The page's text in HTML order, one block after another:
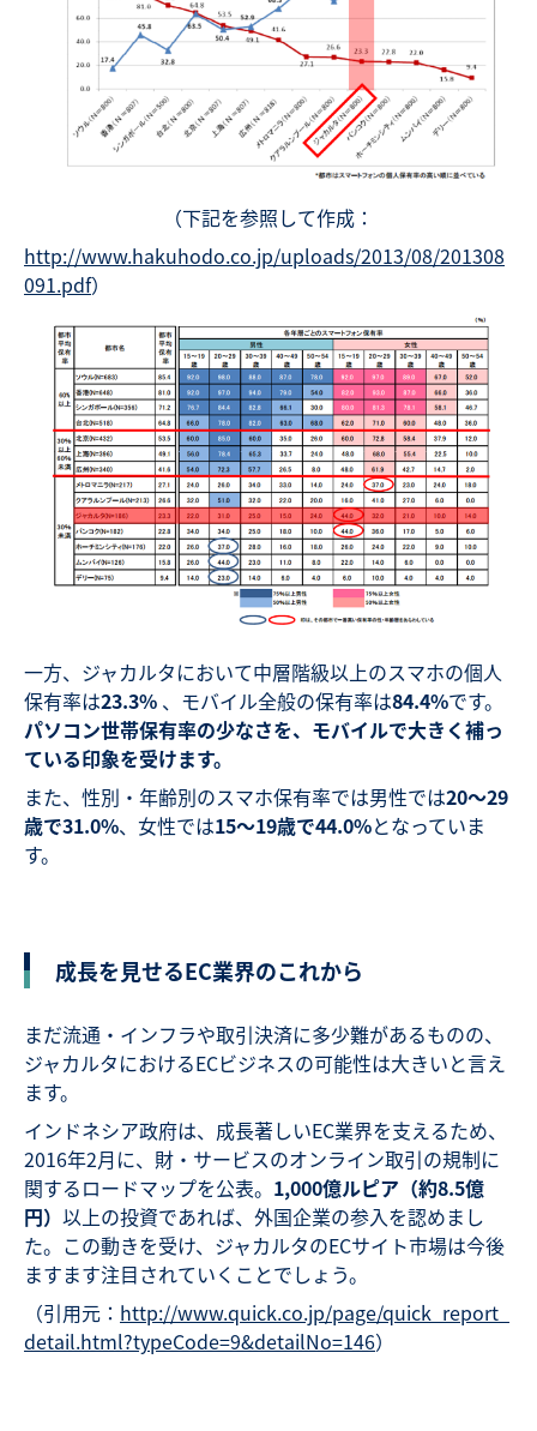
（下記を参照して作成：
http://www.hakuhodo.co.jp/uploads/2013/08/201308
091.pdf）
一方、ジャカルタにおいて中層階級以上のスマホの個人
保有率は23.3% 、モバイル全般の保有率は84.4%です。
パソコン世帯保有率の少なさを、モバイルで大きく補っ
ている印象を受けます。
また、性別・年齢別のスマホ保有率では男性では20～29
歳で31.0%、女性では15～19歳で44.0%となっていま
す。
成長を見せるEC業界のこれから
まだ流通・インフラや取引決済に多少難があるものの、
ジャカルタにおけるECビジネスの可能性は大きいと言え
ます。
インドネシア政府は、成長著しいEC業界を支えるため、
2016年2月に、財・サービスのオンライン取引の規制に
関するロードマップを公表。 1,000億ルピア（約8.5億
円） 以上の投資であれば、外国企業の参入を認めまし
た。この動きを受け、ジャカルタのECサイト市場は今後
ますます注目されていくことでしょう。
（引用元： http://www.quick.co.jp/page/quick_report_
detail.html?typeCode=9&detailNo=146）